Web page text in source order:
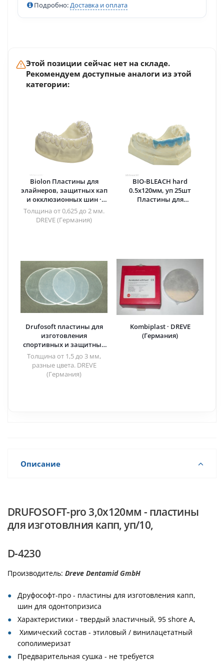
Подробно:Доставка и оплата
Этой позиции сейчас нет на складе.
Рекомендуем доступные аналоги из этой
категории:
Biolon Пластины для
элайнеров, защитных кап
и окклюзионных шин ·
DREVE (Германия)
Толщина от 0,625 до 2 мм.
DREVE (Германия)
BIO-BLEACH hard
0.5х120мм, уп 25шт
Пластины для
Drufosoft пластины для
изготовления
спортивных и защитных
кап, ортодонтических
конструкций, дубликатов
демонстрационных
моделей · DREVE
Толщина от 1,5 до 3 мм,
разные цвета. DREVE
(Германия)
Kombiplast · DREVE
(Германия)
Описание
DRUFOSOFT-pro 3,0x120мм - пластины
для изготовлния капп, уп/10,
D-4230
Производитель: Dreve Dentamid GmbH
Друфософт-про - пластины для изготовления капп,
шин для одонтопризиса
Характеристики - твердый эластичный, 95 shore А,
Химический состав - этиловый / винилацетатный
сополимеризат
Предварительная сушка - не требуется